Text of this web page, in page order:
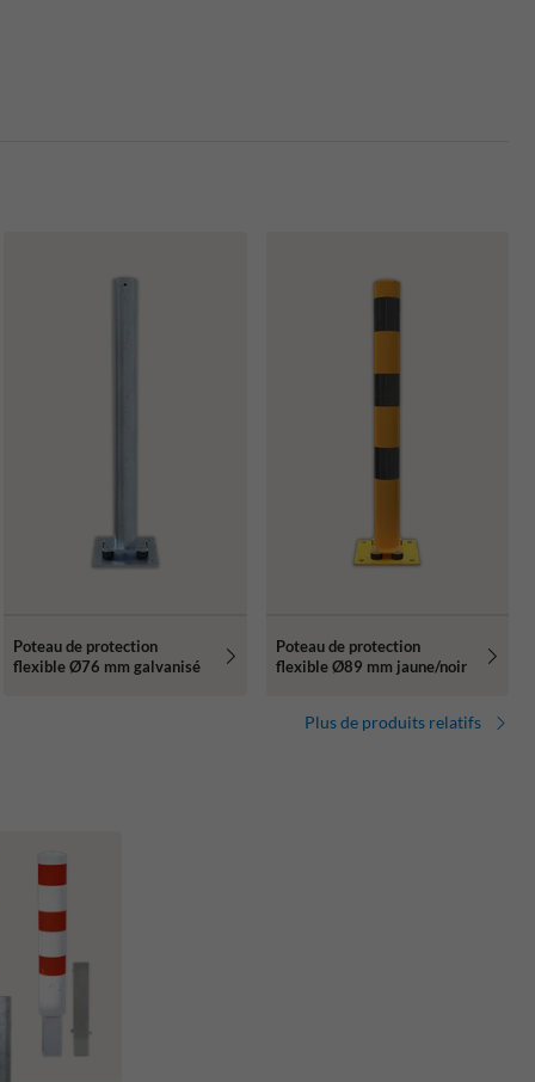
Poteau de protection
flexible Ø76 mm galvanisé
Poteau de protection
flexible Ø89 mm jaune/noir
Plus de produits relatifs